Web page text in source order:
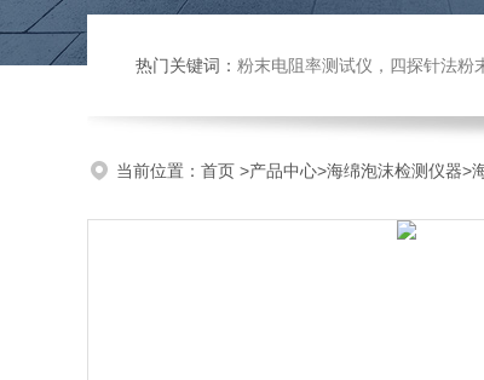
热门关键词： 粉末电阻率测试仪，四探针法粉末电阻率仪，压实密度
当前位置： 首页 >产品中心>海绵泡沫检测仪器>